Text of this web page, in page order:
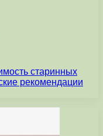
старинных
рекомендации